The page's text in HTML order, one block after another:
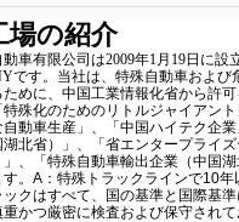
場の紹介
車有限公司は2009年1月19日に設
です。当社は、特殊自動車および
めに、中国工業情報化省から許
殊化のためのリトルジャイアン
動車生産」、「中国ハイテク企
北省）」、「省エンタープライ
」、「特殊自動車輸出企業（中国
。 A：特殊トラックラインで10年
クはすべて、国の基準と国際基
かつ厳密に検査および保守され